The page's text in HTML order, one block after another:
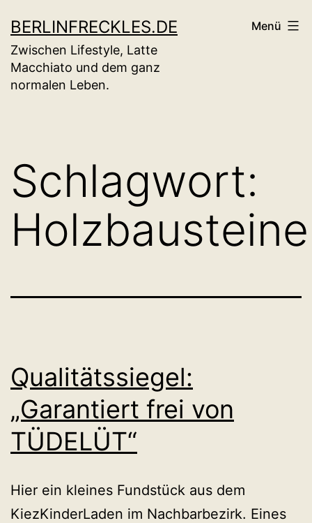
Inhalt
springen
BERLINFRECKLES.DE
Zwischen Lifestyle, Latte
Macchiato und dem ganz
normalen Leben.
Menü
Schlagwort:
Holzbausteine
Qualitätssiegel:
„Garantiert frei von
TÜDELÜT“
Hier ein kleines Fundstück aus dem
KiezKinderLaden im Nachbarbezirk. Eines